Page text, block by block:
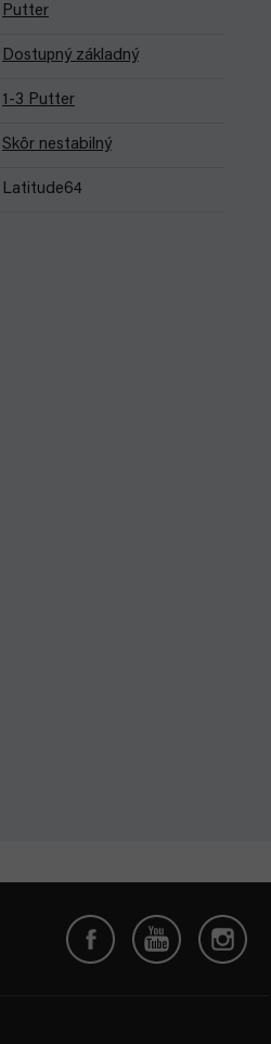
Putter
Dostupný základný
1-3 Putter
Skôr nestabilný
Latitude64